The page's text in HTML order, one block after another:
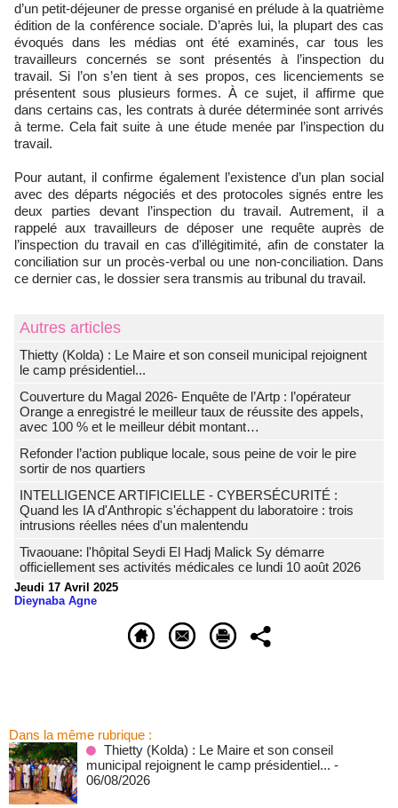
d’un petit-déjeuner de presse organisé en prélude à la quatrième
édition de la conférence sociale. D’après lui, la plupart des cas
évoqués dans les médias ont été examinés, car tous les
travailleurs concernés se sont présentés à l’inspection du
travail. Si l’on s’en tient à ses propos, ces licenciements se
présentent sous plusieurs formes. À ce sujet, il affirme que
dans certains cas, les contrats à durée déterminée sont arrivés
à terme. Cela fait suite à une étude menée par l’inspection du
travail.
Pour autant, il confirme également l’existence d’un plan social
avec des départs négociés et des protocoles signés entre les
deux parties devant l’inspection du travail. Autrement, il a
rappelé aux travailleurs de déposer une requête auprès de
l’inspection du travail en cas d'illégitimité, afin de constater la
conciliation sur un procès-verbal ou une non-conciliation. Dans
ce dernier cas, le dossier sera transmis au tribunal du travail.
Autres articles
‎Thietty (Kolda) : Le Maire et son conseil municipal rejoignent
le camp présidentiel...
Couverture du Magal 2026- Enquête de l’Artp : l’opérateur
Orange a enregistré le meilleur taux de réussite des appels,
avec 100 % et le meilleur débit montant…
Refonder l’action publique locale, sous peine de voir le pire
sortir de nos quartiers
INTELLIGENCE ARTIFICIELLE - CYBERSÉCURITÉ :
Quand les IA d'Anthropic s'échappent du laboratoire : trois
intrusions réelles nées d'un malentendu
Tivaouane: l'hôpital Seydi El Hadj Malick Sy démarre
officiellement ses activités médicales ce lundi 10 août 2026
Jeudi 17 Avril 2025
Dieynaba Agne
Dans la même rubrique :
‎Thietty (Kolda) : Le Maire et son conseil
municipal rejoignent le camp présidentiel... -
06/08/2026